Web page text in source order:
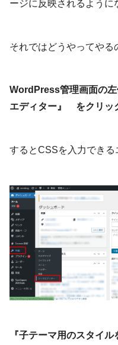
ージに反映されるように
それではどうやってやる
WordPress管理画面の
エディター』 をクリッ
するとCSSを入力できる
『子テーマ用のスタイ